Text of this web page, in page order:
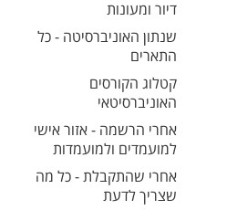
דיור ומעונות
שנתון האוניברסיטה - כל
התארים
קטלוג הקורסים
האוניברסיטאי
אחרי הרשמה - אזור אישי
למועמדים ולמועמדות
אחרי שהתקבלת - כל מה
שצריך לדעת